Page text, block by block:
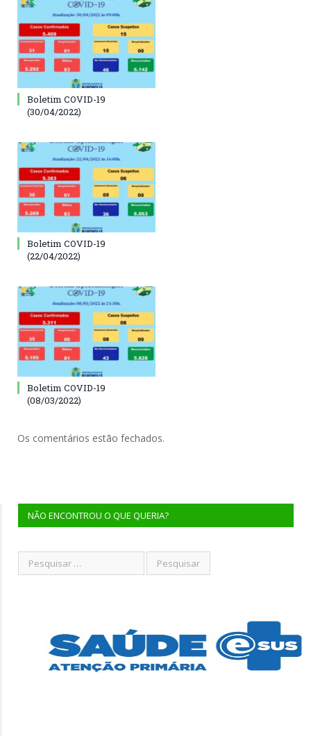
Boletim COVID-19
(30/04/2022)
Boletim COVID-19
(22/04/2022)
Boletim COVID-19
(08/03/2022)
Os comentários estão fechados.
NÃO ENCONTROU O QUE QUERIA?